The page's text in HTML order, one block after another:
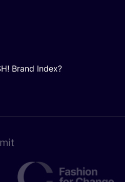
Brand Index?